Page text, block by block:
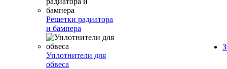
Решетки радиатора
и бампера
Уплотнители для
обвеса